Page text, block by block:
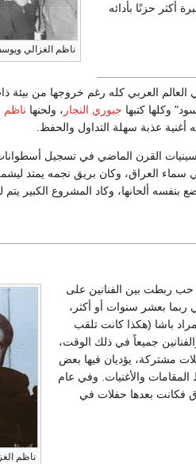
ناظم الغزالي
أكثر حزنًا بأدائه
العالم العربي كله رغم خروجها من
وكلها كتبها جبوري النجار ، ولحنها ناظم
أغنية عذبة سهلة التداول والحفظ.
القرن الماضي في تسجيل
العراق، وكان بريق نجمه يمتد
بنفسه ألحانها، وكاد المشروع الكبير
ناظم
حب ربطت بين الفنانين على
ربما بعشر سنوات أو أكثر،
باشا (هكذا كانت تلقب
جميعاً في ذلك الوقت،
مشتركة، يؤديان فيها بعض
والأغنيات. وفي عام
فكانت بعدها حفلات في